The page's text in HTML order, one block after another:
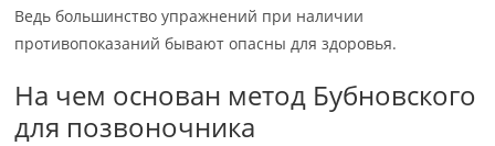
Ведь большинство упражнений при наличии
противопоказаний бывают опасны для здоровья.
На чем основан метод Бубновского
для позвоночника